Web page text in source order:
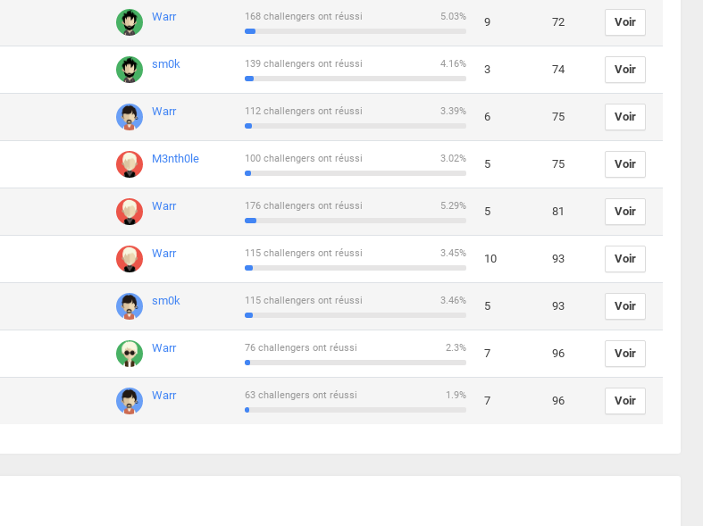
Warr 5.03%
168 challengers ont réussi 9 72 Voir
sm0k 4.16%
139 challengers ont réussi 3 74 Voir
Warr 3.39%
112 challengers ont réussi 6 75 Voir
M3nth0le 3.02%
100 challengers ont réussi 5 75 Voir
Warr 5.29%
176 challengers ont réussi 5 81 Voir
Warr 3.45%
115 challengers ont réussi 10 93 Voir
sm0k 3.46%
115 challengers ont réussi 5 93 Voir
Warr 2.3%
76 challengers ont réussi 7 96 Voir
Warr 1.9%
63 challengers ont réussi 7 96 Voir